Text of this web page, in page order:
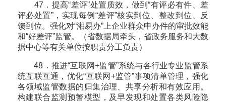
47．提高“差评”处置质效，做到“有评必有件、差
评必处置”，实现每例“差评”核实到位、整改到位、反
馈到位。强化对“湘易办”上企业群众申办件的审批效能
和“好差评”监管。（省数据局牵头，省政务服务和大数
据中心等有关单位按职责分工负责）
48．推进“互联网+监管”系统与各行业专业监管系
统互联互通，优化“互联网+监管”事项清单管理，强化
各领域监管数据的归集治理、共享分析和有效应用。
构建联合监测预警模型，及早发现和处置各类风险隐